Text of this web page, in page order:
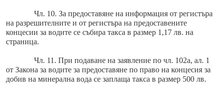
Чл. 10. За предоставяне на информация от регистъра
на разрешителните и от регистъра на предоставените
концесии за водите се събира такса в размер 1,17 лв. на
страница.
Чл. 11. При подаване на заявление по чл. 102а, ал. 1
от Закона за водите за предоставяне по право на концесия за
добив на минерална вода се заплаща такса в размер 500 лв.